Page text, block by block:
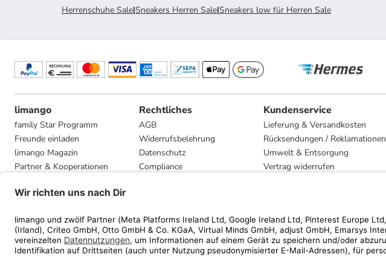
Herrenschuhe Sale|Sneakers Herren Sale|Sneakers low für Herren Sale
limango
family Star Programm
Freunde einladen
limango Magazin
Partner & Kooperationen
Presse
Rechtliches
AGB
Widerrufsbelehrung
Datenschutz
Compliance
Kundenservice
Lieferung & Versandkosten
Rücksendungen / Reklamationen
Umwelt & Entsorgung
Vertrag widerrufen